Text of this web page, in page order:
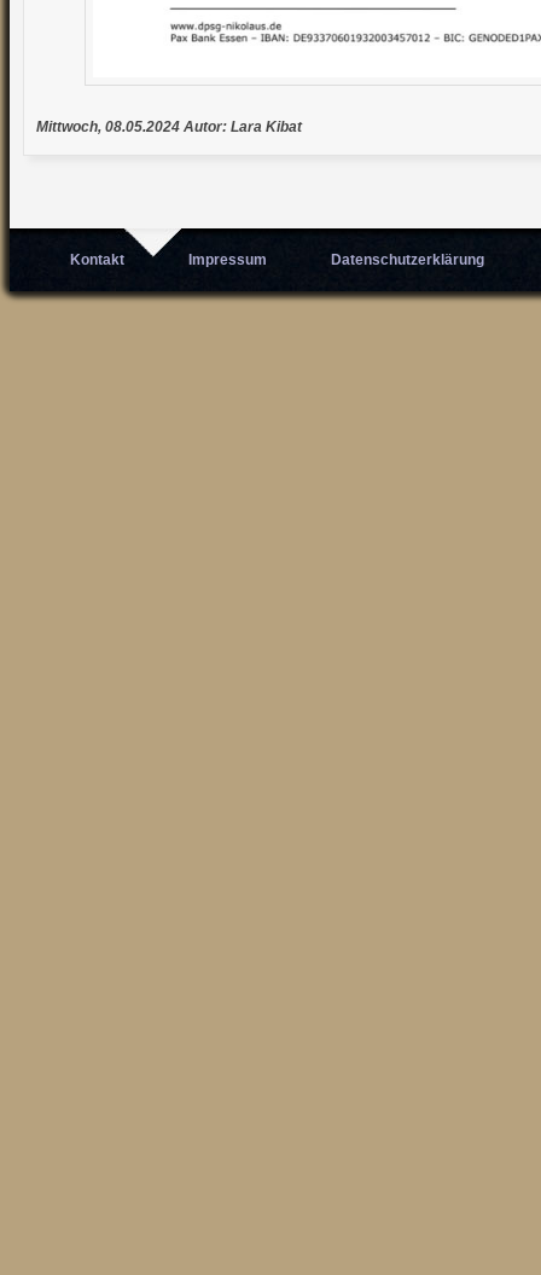
Mittwoch, 08.05.2024 Autor: Lara Kibat
Kontakt Impressum Datenschutzerklärung